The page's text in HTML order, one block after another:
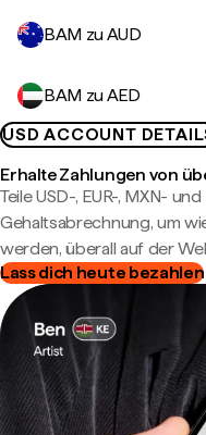
BAM zu AUD
BAM zu AED
USD ACCOUNT
Erhalte Zahlungen von
Teile USD-, EUR-, MXN-
Gehaltsabrechnung, um
werden, überall auf der
Lass dich heute bezahlen